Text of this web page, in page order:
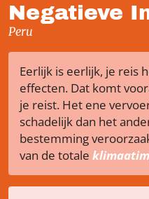
Negatieve
Peru
Eerlijk is eerlijk, je reis
effecten. Dat komt
je reist. Het ene
schadelijk dan het
bestemming
van de totale